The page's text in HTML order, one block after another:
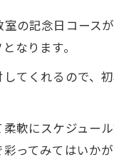
の記念日コース
なります。
てくれるので、
軟にスケジュー
ってみてはいかが